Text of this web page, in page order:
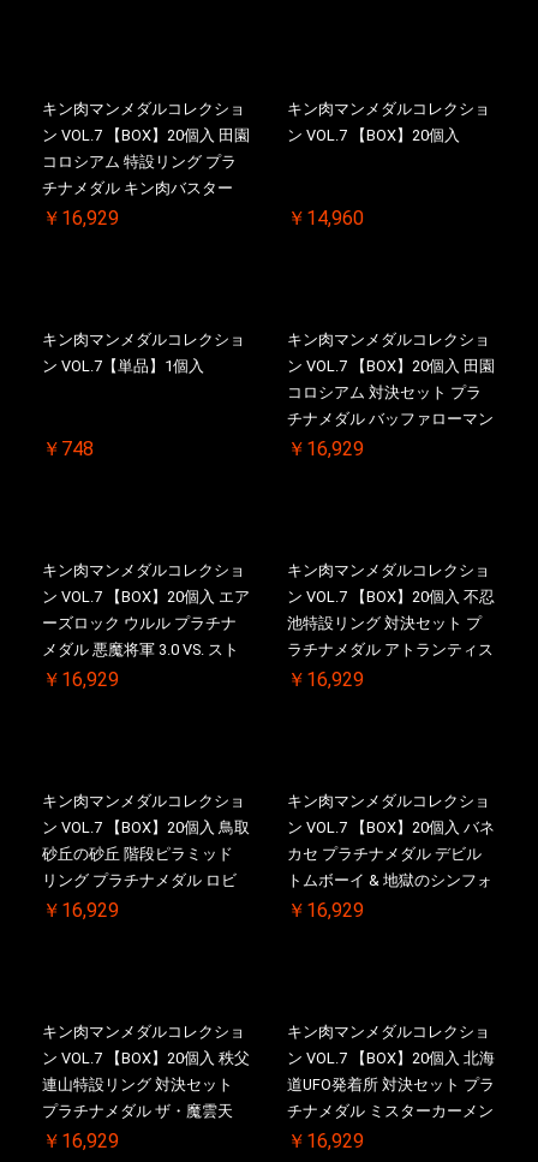
キン肉マンメダルコレクショ
ン VOL.7 【BOX】20個入 田園
コロシアム 特設リング プラ
チナメダル キン肉バスター
VS. キン肉バスターやぶり 初
￥16,929
キン肉マンメダルコレクショ
ン VOL.7 【BOX】20個入
￥14,960
キン肉マンメダルコレクショ
ン VOL.7【単品】1個入
￥748
キン肉マンメダルコレクショ
ン VOL.7 【BOX】20個入 田園
コロシアム 対決セット プラ
チナメダル バッファローマン
2.0 顎髭 Ver. VS. 光の矢 初回
￥16,929
キン肉マンメダルコレクショ
ン VOL.7 【BOX】20個入 エア
ーズロック ウルル プラチナ
メダル 悪魔将軍 3.0 VS. スト
ロング・ザ・武道 初回シリア
￥16,929
キン肉マンメダルコレクショ
ン VOL.7 【BOX】20個入 不忍
池特設リング 対決セット プ
ラチナメダル アトランティス
ドライバー VS.ネックカット
￥16,929
キン肉マンメダルコレクショ
ン VOL.7 【BOX】20個入 鳥取
砂丘の砂丘 階段ピラミッド
リング プラチナメダル ロビ
ンマスク VS.ネメシス 初回シ
￥16,929
キン肉マンメダルコレクショ
ン VOL.7 【BOX】20個入 バネ
カセ プラチナメダル デビル
トムボーイ & 地獄のシンフォ
ニー 初回シリアルNO.入 ケー
￥16,929
キン肉マンメダルコレクショ
ン VOL.7 【BOX】20個入 秩父
連山特設リング 対決セット
プラチナメダル ザ・魔雲天
VS. テリーマン 3.0 初回シリア
￥16,929
キン肉マンメダルコレクショ
ン VOL.7 【BOX】20個入 北海
道UFO発着所 対決セット プラ
チナメダル ミスターカーメン
VS. ブロッケン Jr. 2.0 初回シ
￥16,929